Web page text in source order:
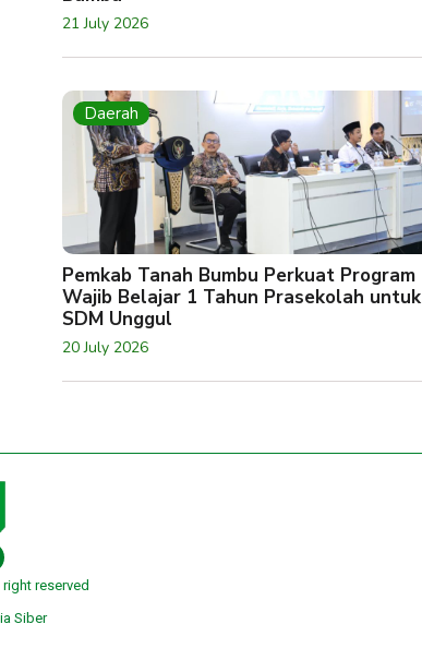
21 July 2026
Daerah
Pemkab Tanah Bumbu Perkuat Program
Wajib Belajar 1 Tahun Prasekolah untuk
SDM Unggul
20 July 2026
reserved
Siber